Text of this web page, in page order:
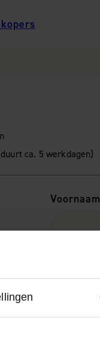
ca. 5 werkdagen)
Voornaam